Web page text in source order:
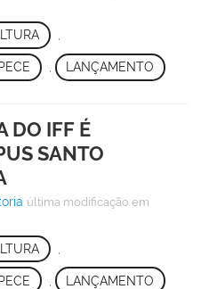
,
LANÇAMENTO
DO IFF É
SANTO
última modificação em
LANÇAMENTO